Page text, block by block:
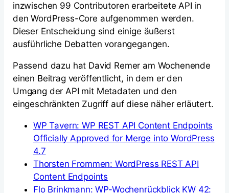
inzwischen 99 Contributoren erarbeitete API in
den WordPress-Core aufgenommen werden.
Dieser Entscheidung sind einige äußerst
ausführliche Debatten vorangegangen.
Passend dazu hat David Remer am Wochenende
einen Beitrag veröffentlicht, in dem er den
Umgang der API mit Metadaten und den
eingeschränkten Zugriff auf diese näher erläutert.
WP Tavern: WP REST API Content Endpoints
Officially Approved for Merge into WordPress
4.7
Thorsten Frommen: WordPress REST API
Content Endpoints
Flo Brinkmann: WP-Wochenrückblick KW 42: